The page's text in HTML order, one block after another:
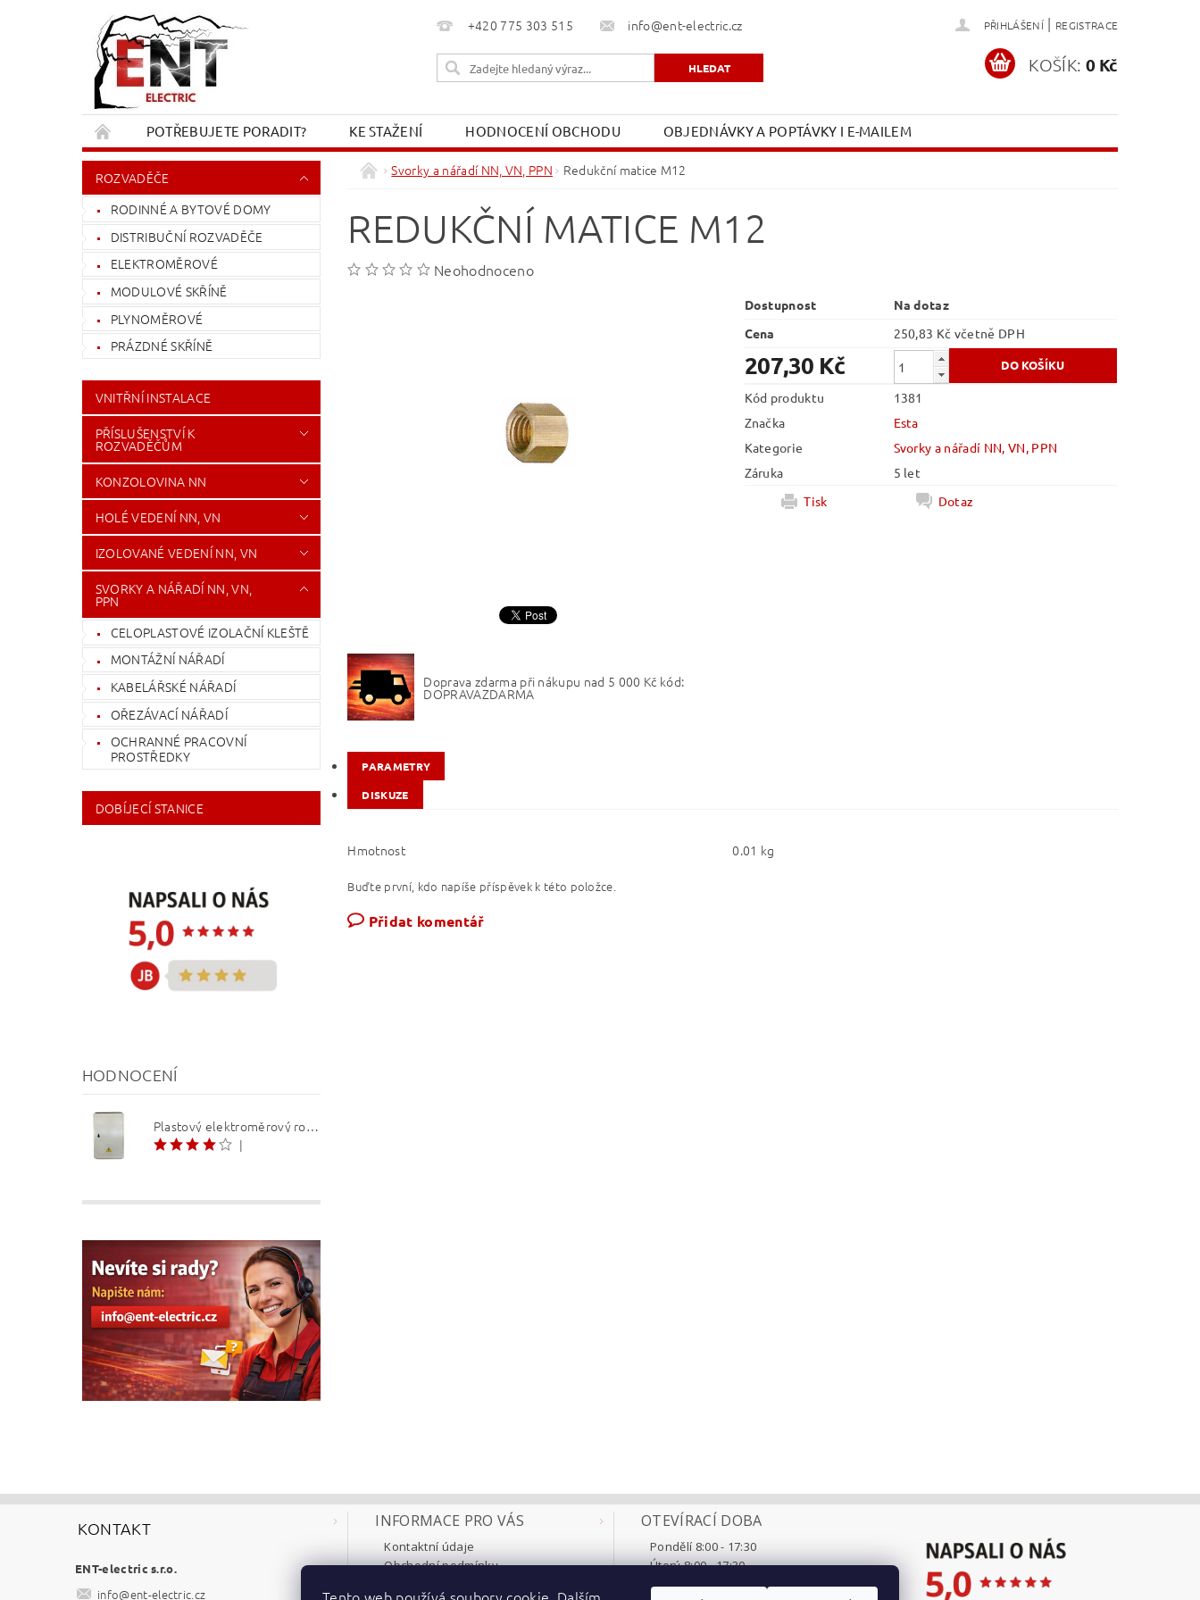
+420 775 303 515 info@ent-electric.cz PŘIHLÁŠENÍ | REGISTRACE
KOŠÍK: 0 Kč
POTŘEBUJETE PORADIT? KE STAŽENÍ HODNOCENÍ OBCHODU
OBJEDNÁVKY A POPTÁVKY I E-MAILEM
REKLAMACE A VRÁCENÍ
KONTAKT OBCHODNÍ PODMÍNKY MOJE OBJEDNÁVKA
ROZVADĚČE
RODINNÉ A BYTOVÉ DOMY
DISTRIBUČNÍ ROZVADĚČE
ELEKTROMĚROVÉ
MODULOVÉ SKŘÍNĚ
PLYNOMĚROVÉ
PRÁZDNÉ SKŘÍNĚ
VNITŘNÍ INSTALACE
PŘÍSLUŠENSTVÍ K
ROZVADĚČŮM
KONZOLOVINA NN
HOLÉ VEDENÍ NN, VN
IZOLOVANÉ VEDENÍ NN, VN
SVORKY A NÁŘADÍ NN, VN,
PPN
CELOPLASTOVÉ IZOLAČNÍ KLEŠTĚ
MONTÁŽNÍ NÁŘADÍ
KABELÁŘSKÉ NÁŘADÍ
OŘEZÁVACÍ NÁŘADÍ
OCHRANNÉ PRACOVNÍ
PROSTŘEDKY
DOBÍJECÍ STANICE
HODNOCENÍ
Plastový elektroměrový rozvaděč ER 212 NVP7P 40A QM (3f 1/2 S) 1bod. (O3/4)
|
Svorky a nářadí NN, VN, PPN Redukční matice M12
REDUKČNÍ MATICE M12
Neohodnoceno
Dostupnost
Na dotaz
Cena
250,83 Kč včetně DPH
207,30 Kč
Kód produktu
1381
Značka
Esta
Kategorie
Svorky a nářadí NN, VN, PPN
Záruka
5 let
Tisk
Dotaz
Doprava zdarma při nákupu nad 5 000 Kč kód:
DOPRAVAZDARMA
PARAMETRY
DISKUZE
Hmotnost 0.01 kg
Buďte první, kdo napíše příspěvek k této položce.
Přidat komentář
KONTAKT
ENT-electric s.r.o.
info@ent-electric.cz
INFORMACE PRO VÁS
Kontaktní údaje
Obchodní podmínky
OTEVÍRACÍ DOBA
Pondělí 8:00 - 17:30
Úterý 8:00 - 17:30
Středa 8:00 - 17:30